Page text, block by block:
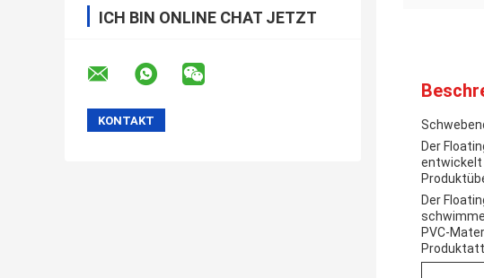
ICH BIN ONLINE CHAT JETZT
Der
entwickelt
Der
PVC-